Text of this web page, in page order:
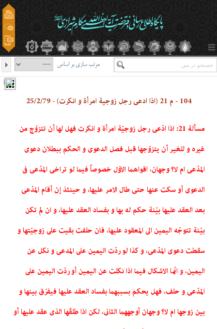
مرتب سازی بر اساس
104 - م 21 (اذا ادعى رجل زوجیة امرأة و انکرت) - 25/2/79
مسألة 21: اذا ادّعى رجل زوجیّة امرأة و انکرت فهل لها أن تتزوّج من
غیره و للغیر أن یتزوّجها قبل فصل الدعوى و الحکم ببطلان دعوى
المدّعى ام لا؟ وجهان، اقواهما الاوّل خصوصاً فیما لو تراخى المدّعى فى
الدعوى أو سکت عنها حتى طال الامر علیها، و حینئذ إن أقام المدّعى
بعد العقد علیها بیّنة حکم له بها و بفساد العقد علیها، و ان لم تکن
بیّنة تتوجّه الیمین الى المعقود علیها، فان حلفت بقیت على زوجیّتها و
سقطت دعوى المدّعى، و کذا لو ردّت الیمین على المدعى و نکل عن
الیمین، و انّما الاشکال فیما اذا نکلت عن الیمین أو ردّت الیمین على
المدّعى و حلف، فهل یحکم بسببهما بفساد العقد علیها فیفرّق بینها و
بین زوجها ام لا؟ وجهان أوجههما الثانى، لکن اذا طلقّها الذى عقد علیها أو